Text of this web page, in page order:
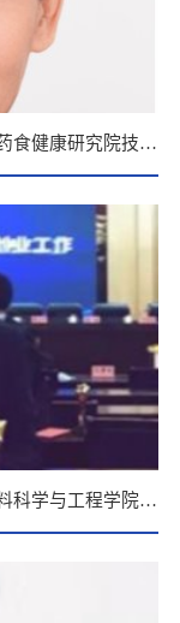
食健康研究院技术
科学与工程学院博